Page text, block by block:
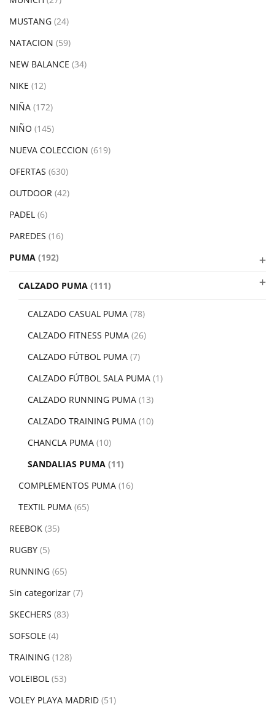
MUSTANG (24)
NATACION (59)
NEW BALANCE (34)
NIKE (12)
NIÑA (172)
NIÑO (145)
NUEVA COLECCION (619)
OFERTAS (630)
OUTDOOR (42)
PADEL (6)
PAREDES (16)
PUMA (192)
CALZADO PUMA (111)
CALZADO CASUAL PUMA (78)
CALZADO FITNESS PUMA (26)
CALZADO FÚTBOL PUMA (7)
CALZADO FÚTBOL SALA PUMA (1)
CALZADO RUNNING PUMA (13)
CALZADO TRAINING PUMA (10)
CHANCLA PUMA (10)
SANDALIAS PUMA (11)
COMPLEMENTOS PUMA (16)
TEXTIL PUMA (65)
REEBOK (35)
RUGBY (5)
RUNNING (65)
Sin categorizar (7)
SKECHERS (83)
SOFSOLE (4)
TRAINING (128)
VOLEIBOL (53)
VOLEY PLAYA MADRID (51)